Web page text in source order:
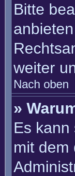
Bitte
weiter
Nach oben
»
Es
mit dem